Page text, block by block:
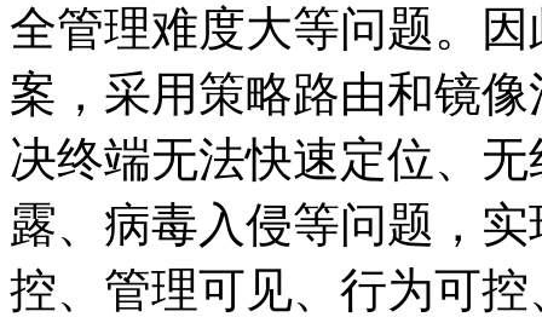
全管理难度大等问题。
案，采用策略路由和镜
决终端无法快速定位、
露、病毒入侵等问题，
控、管理可见、行为可